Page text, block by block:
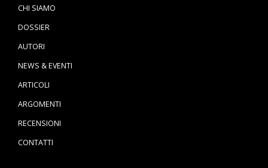
CHI SIAMO
DOSSIER
AUTORI
NEWS & EVENTI
ARTICOLI
ARGOMENTI
RECENSIONI
CONTATTI